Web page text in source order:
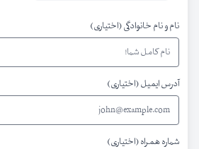
نام و نام خانوادگی (اختیاری)
آدرس ایمیل (اختیاری)
شماره همراه (اختیاری)